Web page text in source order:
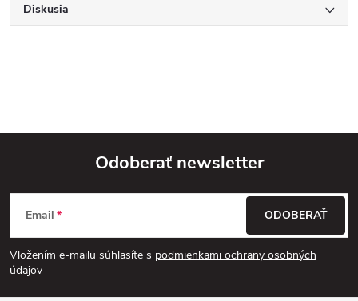
Diskusia
Z
á
p
Odoberať newsletter
Email
Vložením e-mailu súhlasíte s podmienkami ochrany osobných
údajov
ODOBERAŤ